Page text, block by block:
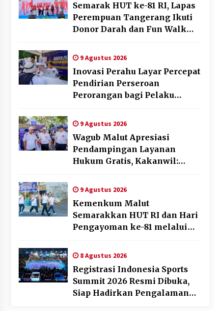
Semarak HUT ke-81 RI, Lapas
Perempuan Tangerang Ikuti
Donor Darah dan Fun Walk
Pemasyarakatan
9 Agustus 2026
Inovasi Perahu Layar Percepat
Pendirian Perseroan
Perorangan bagi Pelaku
9 Agustus 2026
Wagub Malut Apresiasi
Pendampingan Layanan
Hukum Gratis, Kakanwil:
Kini Rp0
9 Agustus 2026
Kemenkum Malut
Semarakkan HUT RI dan Hari
Pengayoman ke-81 melalui
8 Agustus 2026
Registrasi Indonesia Sports
Summit 2026 Resmi Dibuka,
Siap Hadirkan Pengalaman